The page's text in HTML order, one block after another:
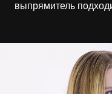
выпрямитель